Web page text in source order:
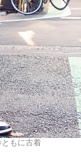
もに古着